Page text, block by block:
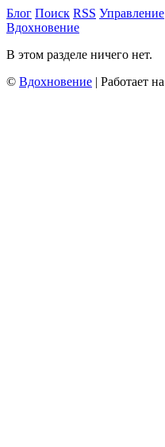
Блог Поиск RSS Управление
Вдохновение
В этом разделе ничего нет.
© Вдохновение | Работает на